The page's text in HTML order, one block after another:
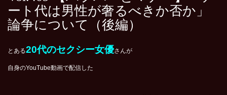
ート代は男性が奢るべきか否か」
論争について（後編）
とある20代のセクシー女優さんが
自身のYouTube動画で配信した